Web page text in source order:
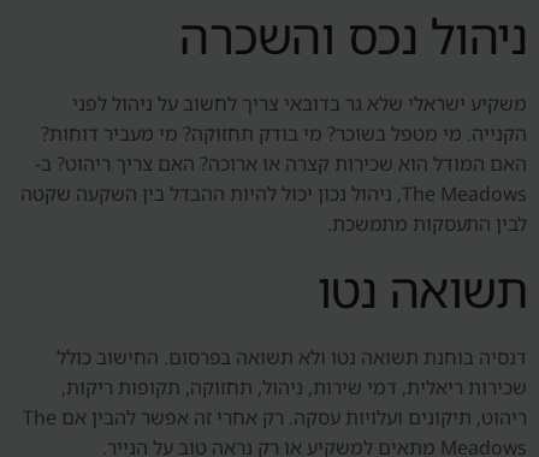
ניהול נכס והשכרה
משקיע ישראלי שלא גר בדובאי צריך לחשוב על ניהול לפני
הקנייה. מי מטפל בשוכר? מי בודק תחזוקה? מי מעביר דוחות?
האם המודל הוא שכירות קצרה או ארוכה? האם צריך ריהוט? ב-
The Meadows, ניהול נכון יכול להיות ההבדל בין השקעה שקטה
לבין התעסקות מתמשכת.
תשואה נטו
דנסיה בוחנת תשואה נטו ולא תשואה בפרסום. החישוב כולל
שכירות ריאלית, דמי שירות, ניהול, תחזוקה, תקופות ריקות,
ריהוט, תיקונים ועלויות עסקה. רק אחרי זה אפשר להבין אם The
Meadows מתאים למשקיע או רק נראה טוב על הנייר.